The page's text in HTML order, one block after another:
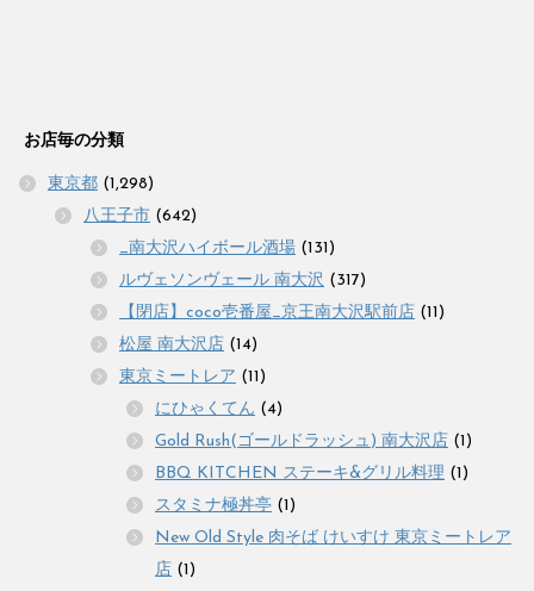
お店毎の分類
東京都 (1,298)
八王子市 (642)
_南大沢ハイボール酒場 (131)
ルヴェソンヴェール 南大沢 (317)
【閉店】coco壱番屋_京王南大沢駅前店 (11)
松屋 南大沢店 (14)
東京ミートレア (11)
にひゃくてん (4)
Gold Rush(ゴールドラッシュ) 南大沢店 (1)
BBQ KITCHEN ステーキ&グリル料理 (1)
スタミナ極丼亭 (1)
New Old Style 肉そば けいすけ 東京ミートレア
店 (1)